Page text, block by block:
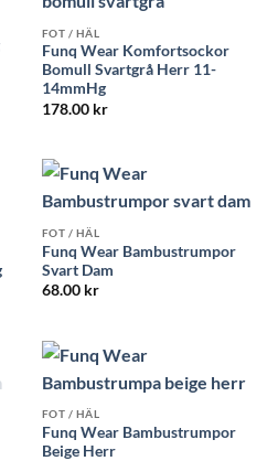
FOT / HÄL
Funq Wear Komfortsockor
Bomull Svartgrå Herr 11-
14mmHg
178.00 kr
FOT / HÄL
Funq Wear Bambustrumpor
Svart Dam
68.00 kr
FOT / HÄL
Funq Wear Bambustrumpor
Beige Herr